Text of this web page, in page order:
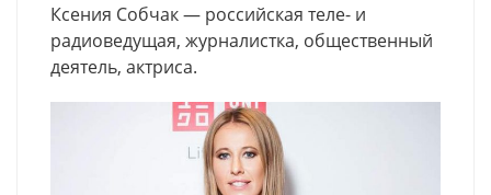
Ксения Собчак — российская теле- и
радиоведущая, журналистка, общественный
деятель, актриса.